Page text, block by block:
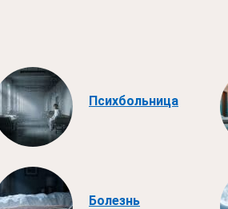
Психбольница
Болезнь